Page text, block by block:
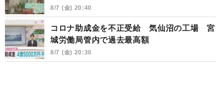
8/7 (金) 20:40
コロナ助成金を不正受給 気仙沼の工場 宮
城労働局管内で過去最高額
8/7 (金) 20:30